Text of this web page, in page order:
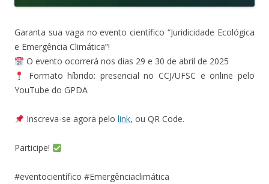
Garanta sua vaga no evento científico “Juridicidade Ecológica
e Emergência Climática”!
O evento ocorrerá nos dias 29 e 30 de abril de 2025
Formato híbrido: presencial no CCJ/UFSC e online pelo
YouTube do GPDA
Inscreva-se agora pelo link, ou QR Code.
Participe!
#eventocientífico #Emergênciaclimática